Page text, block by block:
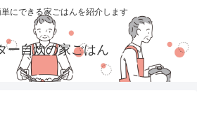
にできる家ごはんを紹介します
ー自炊の家ごはん